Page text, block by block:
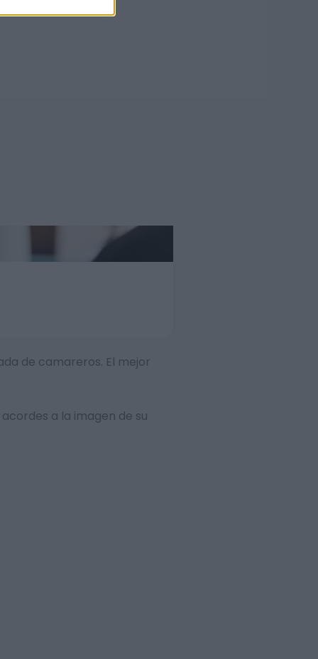
de camareros. El mejor
a la imagen de su